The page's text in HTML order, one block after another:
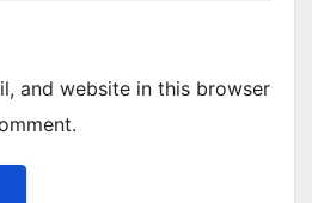
and website in this browser